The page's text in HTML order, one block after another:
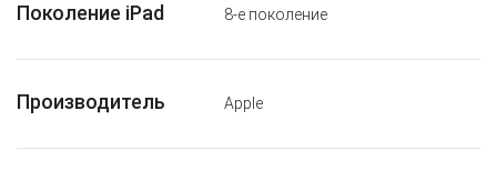
Поколение iPad 8-е поколение
Производитель Apple